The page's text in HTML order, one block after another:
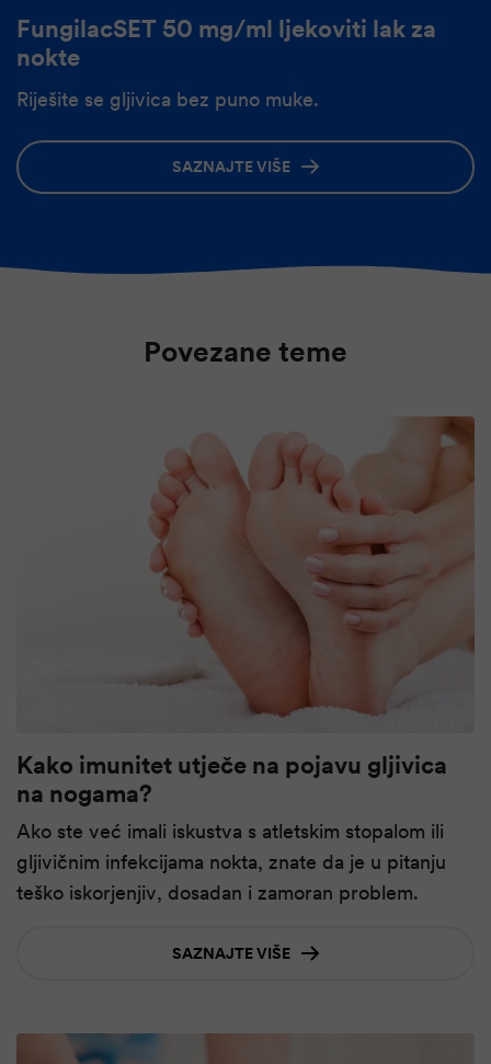
FungilacSET 50 mg/ml ljekoviti lak za
nokte
Riješite se gljivica bez puno muke.
SAZNAJTE VIŠE
Povezane teme
Kako imunitet utječe na pojavu gljivica
na nogama?
Ako ste već imali iskustva s atletskim stopalom ili
gljivičnim infekcijama nokta, znate da je u pitanju
teško iskorjenjiv, dosadan i zamoran problem.
SAZNAJTE VIŠE